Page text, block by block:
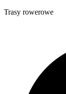
Trasy rowerowe